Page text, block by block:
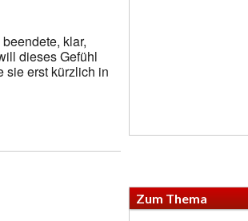
klar,
dieses Gefühl
sie erst kürzlich in
Zum Thema